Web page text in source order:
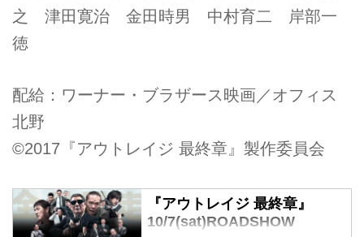
之 津田寛治 金田時男 中村育二 岸部一
徳
配給：ワーナー・ブラザース映画／オフィス
北野
©2017『アウトレイジ 最終章』製作委員会
『アウトレイジ 最終章』
10/7(sat)ROADSHOW